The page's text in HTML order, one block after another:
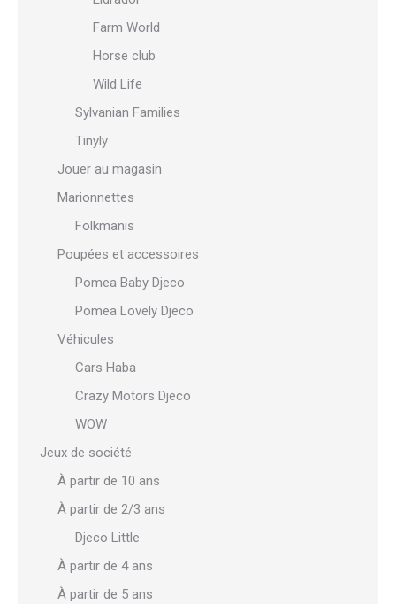
Farm World
Horse club
Wild Life
Sylvanian Families
Tinyly
Jouer au magasin
Marionnettes
Folkmanis
Poupées et accessoires
Pomea Baby Djeco
Pomea Lovely Djeco
Véhicules
Cars Haba
Crazy Motors Djeco
WOW
Jeux de société
À partir de 10 ans
À partir de 2/3 ans
Djeco Little
À partir de 4 ans
À partir de 5 ans